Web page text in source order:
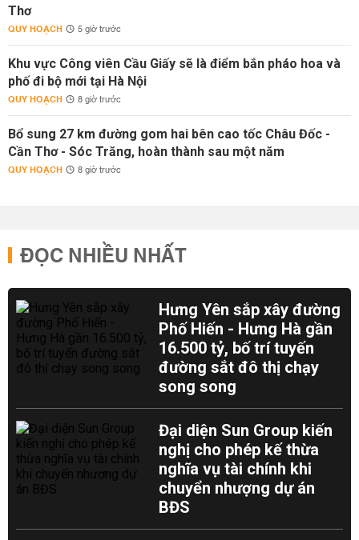
Thơ
QUY HOẠCH 5 giờ trước
Khu vực Công viên Cầu Giấy sẽ là điểm bắn pháo hoa và
phố đi bộ mới tại Hà Nội
QUY HOẠCH 8 giờ trước
Bổ sung 27 km đường gom hai bên cao tốc Châu Đốc -
Cần Thơ - Sóc Trăng, hoàn thành sau một năm
QUY HOẠCH 8 giờ trước
ĐỌC NHIỀU NHẤT
Hưng Yên sắp xây đường
Phố Hiến - Hưng Hà gần
16.500 tỷ, bố trí tuyến
đường sắt đô thị chạy
song song
Đại diện Sun Group kiến
nghị cho phép kế thừa
nghĩa vụ tài chính khi
chuyển nhượng dự án
BĐS